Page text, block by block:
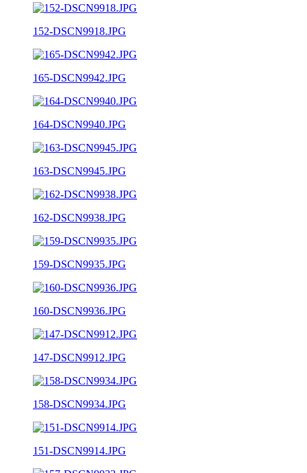
152-DSCN9918.JPG
165-DSCN9942.JPG
164-DSCN9940.JPG
163-DSCN9945.JPG
162-DSCN9938.JPG
159-DSCN9935.JPG
160-DSCN9936.JPG
147-DSCN9912.JPG
158-DSCN9934.JPG
151-DSCN9914.JPG